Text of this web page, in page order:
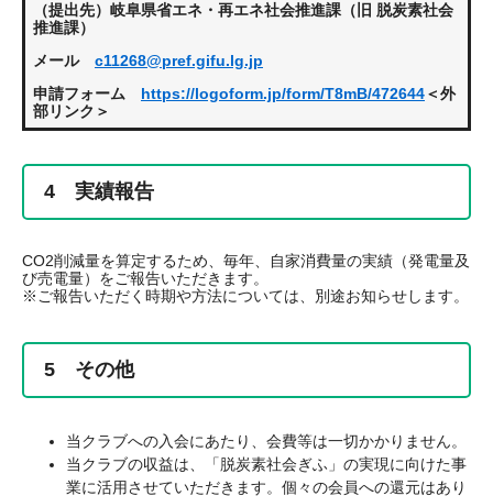
（提出先）岐阜県省エネ・再エネ社会推進課（旧 脱炭素社会
推進課）
メール c11268@pref.gifu.lg.jp
申請フォーム https://logoform.jp/form/T8mB/472644＜外
部リンク＞
4 実績報告
CO2削減量を算定するため、毎年、自家消費量の実績（発電量及
び売電量）をご報告いただきます。
※ご報告いただく時期や方法については、別途お知らせします。
5 その他
当クラブへの入会にあたり、会費等は一切かかりません。
当クラブの収益は、「脱炭素社会ぎふ」の実現に向けた事
業に活用させていただきます。個々の会員への還元はあり